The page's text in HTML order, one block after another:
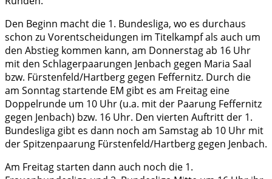
Den Beginn macht die 1. Bundesliga, wo es durchaus
schon zu Vorentscheidungen im Titelkampf als auch um
den Abstieg kommen kann, am Donnerstag ab 16 Uhr
mit den Schlagerpaarungen Jenbach gegen Maria Saal
bzw. Fürstenfeld/Hartberg gegen Feffernitz. Durch die
am Sonntag startende EM gibt es am Freitag eine
Doppelrunde um 10 Uhr (u.a. mit der Paarung Feffernitz
gegen Jenbach) bzw. 16 Uhr. Den vierten Auftritt der 1.
Bundesliga gibt es dann noch am Samstag ab 10 Uhr mit
der Spitzenpaarung Fürstenfeld/Hartberg gegen Jenbach.
Am Freitag starten dann auch noch die 1.